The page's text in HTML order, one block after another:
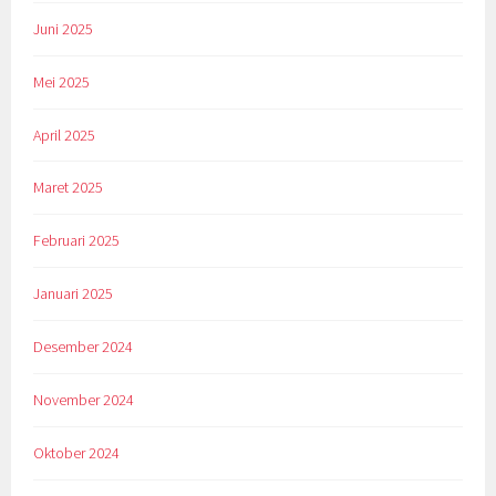
Juni 2025
Mei 2025
April 2025
Maret 2025
Februari 2025
Januari 2025
Desember 2024
November 2024
Oktober 2024